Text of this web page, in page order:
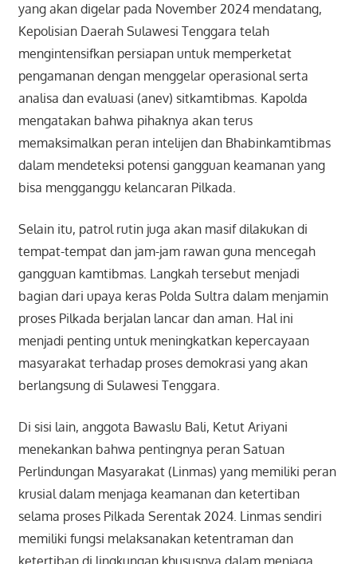
yang akan digelar pada November 2024 mendatang,
Kepolisian Daerah Sulawesi Tenggara telah
mengintensifkan persiapan untuk memperketat
pengamanan dengan menggelar operasional serta
analisa dan evaluasi (anev) sitkamtibmas. Kapolda
mengatakan bahwa pihaknya akan terus
memaksimalkan peran intelijen dan Bhabinkamtibmas
dalam mendeteksi potensi gangguan keamanan yang
bisa mengganggu kelancaran Pilkada.
Selain itu, patrol rutin juga akan masif dilakukan di
tempat-tempat dan jam-jam rawan guna mencegah
gangguan kamtibmas. Langkah tersebut menjadi
bagian dari upaya keras Polda Sultra dalam menjamin
proses Pilkada berjalan lancar dan aman. Hal ini
menjadi penting untuk meningkatkan kepercayaan
masyarakat terhadap proses demokrasi yang akan
berlangsung di Sulawesi Tenggara.
Di sisi lain, anggota Bawaslu Bali, Ketut Ariyani
menekankan bahwa pentingnya peran Satuan
Perlindungan Masyarakat (Linmas) yang memiliki peran
krusial dalam menjaga keamanan dan ketertiban
selama proses Pilkada Serentak 2024. Linmas sendiri
memiliki fungsi melaksanakan ketentraman dan